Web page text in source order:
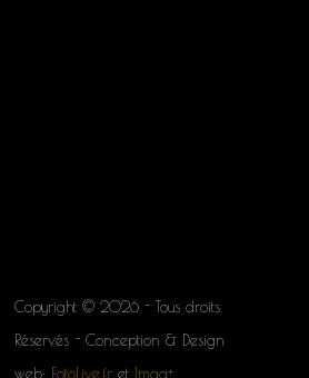
Copyright © 2026 - Tous droits
Réservés - Conception & Design
web: FotoLive.fr et Imag+